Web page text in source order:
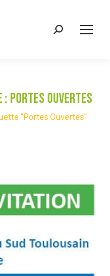
Recherche
: Portes Ouvertes
"Portes Ouvertes"